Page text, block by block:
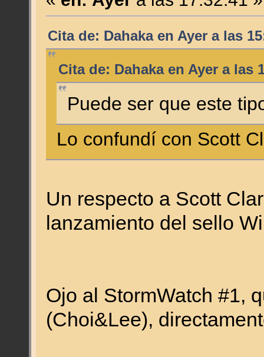
Cita de: Dahaka en Ayera las
Cita de: Dahaka en Ayera las
Puede ser que este
Lo confundí con Scott
Un respecto a Scott
lanzamiento del sello
Ojo al StormWatch #1,
(Choi&Lee),